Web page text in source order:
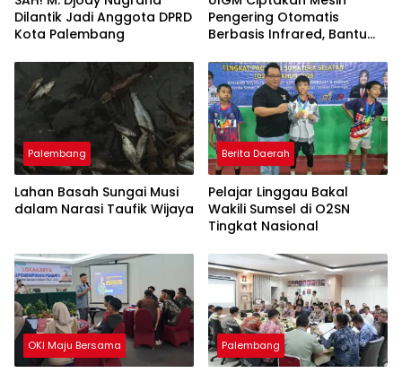
Dilantik Jadi Anggota DPRD
Kota Palembang
Pengering Otomatis
Berbasis Infrared, Bantu
Pulau Kemaro
Palembang
Lahan Basah Sungai Musi
dalam Narasi Taufik Wijaya
Berita Daerah
Pelajar Linggau Bakal
Wakili Sumsel di O2SN
Tingkat Nasional
OKI Maju Bersama Palembang